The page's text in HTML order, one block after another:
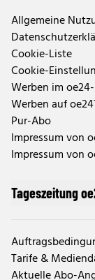
Allgemeine
Cookie-Liste
Cookie-
Werben im
Werben auf
Pur-Abo
Impressum von
Impressum von
Tageszeitung
Tarife &
Aktuelle Abo-